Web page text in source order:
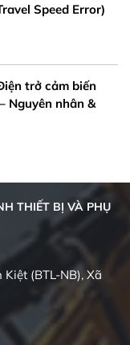
Speed Error)
trở cảm biến
Nguyên nhân &
THIẾT BỊ VÀ PHỤ
(BTL-NB), Xã